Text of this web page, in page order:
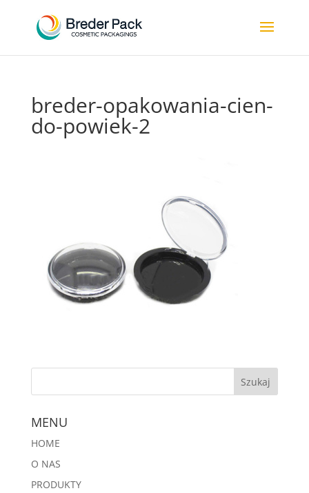
breder-opakowania-cien-
do-powiek-2
MENU
HOME
O NAS
PRODUKTY